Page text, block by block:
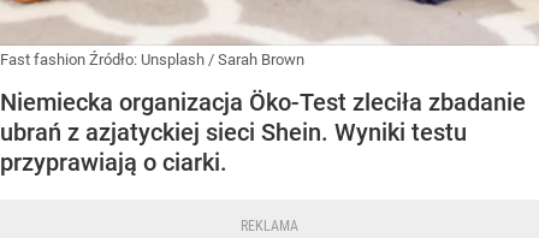
Fast fashion Źródło: Unsplash / Sarah Brown
Niemiecka organizacja Öko-Test zleciła zbadanie
ubrań z azjatyckiej sieci Shein. Wyniki testu
przyprawiają o ciarki.